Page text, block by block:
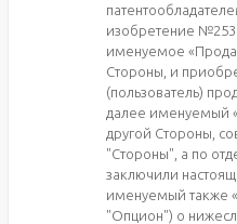
изобретение
именуемое
Стороны, и
(пользователь)
далее именуемый
другой Стороны,
"Стороны", а по
заключили
именуемый также
"Опцион") о